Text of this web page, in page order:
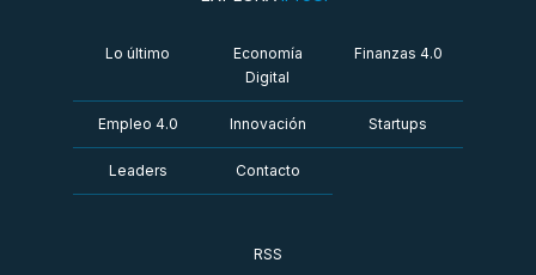
Lo último
Economía
Digital
Finanzas 4.0
Empleo 4.0 Innovación Startups
Leaders Contacto
RSS